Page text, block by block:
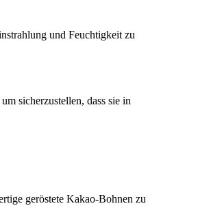
und Feuchtigkeit zu
sicherzustellen, dass sie in
geröstete Kakao-Bohnen zu